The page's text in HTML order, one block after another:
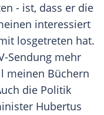
- ist, dass er die
interessiert
losgetreten hat.
Sendung mehr
meinen Büchern
die Politik
Hubertus